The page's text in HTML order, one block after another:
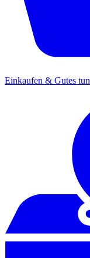
Einkaufen & Gutes tun